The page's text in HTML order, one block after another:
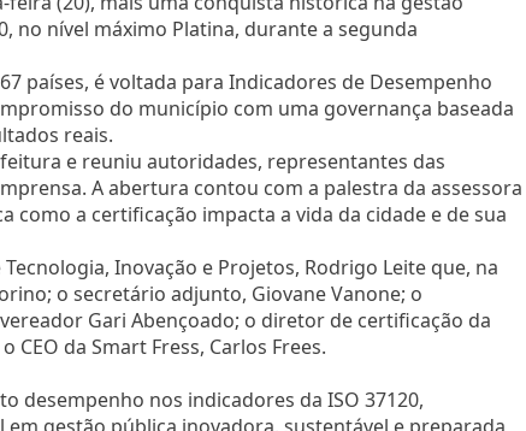
no nível máximo Platina, durante a segunda
países, é voltada para Indicadores de Desempenho
do município com uma governança baseada
reais.
e reuniu autoridades, representantes das
A abertura contou com a palestra da assessora
como a certificação impacta a vida da cidade e de sua
Inovação e Projetos, Rodrigo Leite que, na
o secretário adjunto, Giovane Vanone; o
Gari Abençoado; o diretor de certificação da
CEO da Smart Fress, Carlos Frees.
desempenho nos indicadores da ISO 37120,